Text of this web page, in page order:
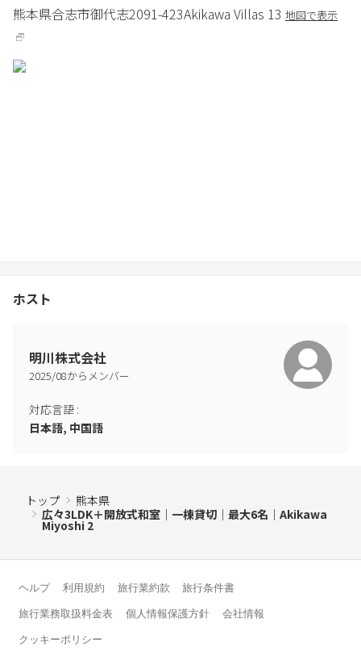
■リネン類の汚れ・破損
通常の洗濯で落ちない汚れや破損があった場合は、状況に応じて
熊本県合志市御代志2091-423Akikawa Villas 13 地図で表示
ホスト
明川株式会社
2025/08からメンバー
対応言語 :
日本語, 中国語
トップ
熊本県
広々3LDK＋開放式和室｜一棟貸切｜最大6名｜Akikawa
Miyoshi 2
ヘルプ 利用規約 旅行業約款 旅行条件書
旅行業務取扱料金表 個人情報保護方針 会社情報
クッキーポリシー